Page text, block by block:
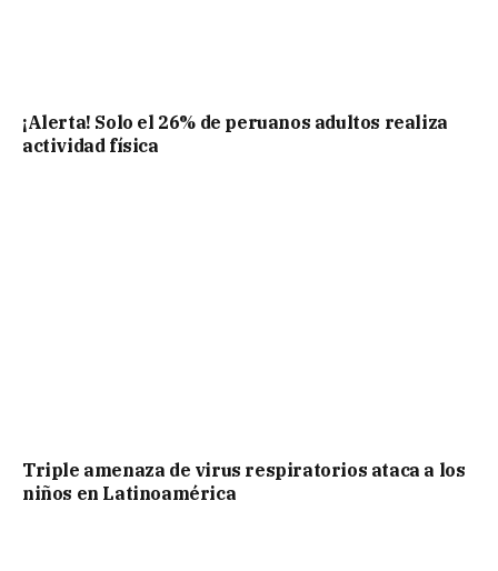
¡Alerta! Solo el 26% de peruanos adultos realiza
actividad física
Triple amenaza de virus respiratorios ataca a los
niños en Latinoamérica